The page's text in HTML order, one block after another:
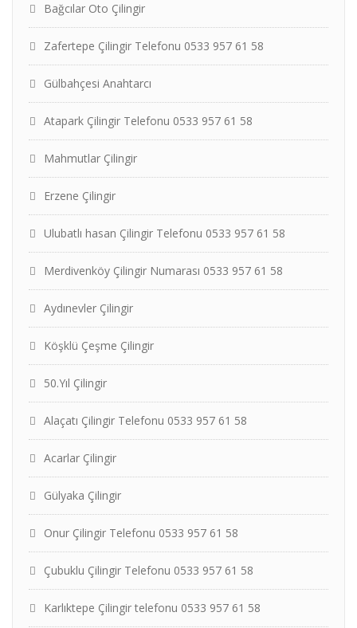
Bağcılar Oto Çilingir
Zafertepe Çilingir Telefonu 0533 957 61 58
Gülbahçesi Anahtarcı
Atapark Çilingir Telefonu 0533 957 61 58
Mahmutlar Çilingir
Erzene Çilingir
Ulubatlı hasan Çilingir Telefonu 0533 957 61 58
Merdivenköy Çilingir Numarası 0533 957 61 58
Aydınevler Çilingir
Köşklü Çeşme Çilingir
50.Yıl Çilingir
Alaçatı Çilingir Telefonu 0533 957 61 58
Acarlar Çilingir
Gülyaka Çilingir
Onur Çilingir Telefonu 0533 957 61 58
Çubuklu Çilingir Telefonu 0533 957 61 58
Karlıktepe Çilingir telefonu 0533 957 61 58